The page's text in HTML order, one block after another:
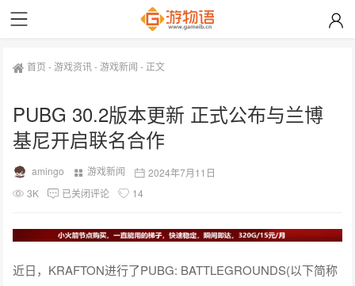
首页 -游戏资讯-游戏新闻 - 正文
PUBG 30.2版本更新 正式公布与兰博
基尼开启联名合作
amingo 游戏新闻
2024年7月11日
3K
已关闭评论 14
近日，KRAFTON进行了PUBG: BATTLEGROUNDS(以下简称